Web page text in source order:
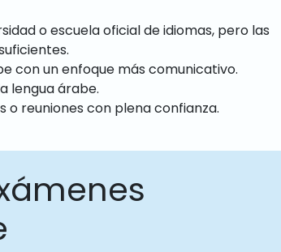
o escuela oficial de idiomas, pero las
con un enfoque más comunicativo.
lengua árabe.
o reuniones con plena confianza.